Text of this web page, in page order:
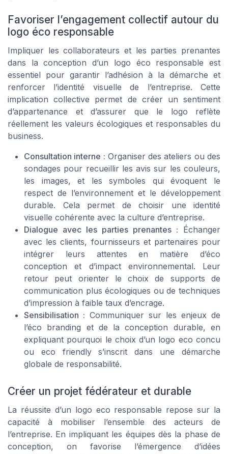
Favoriser l’engagement collectif autour du
logo éco responsable
Impliquer les collaborateurs et les parties prenantes
dans la conception d’un logo éco responsable est
essentiel pour garantir l’adhésion à la démarche et
renforcer l’identité visuelle de l’entreprise. Cette
implication collective permet de créer un sentiment
d’appartenance et d’assurer que le logo reflète
réellement les valeurs écologiques et responsables du
business.
Consultation interne : Organiser des ateliers ou des
sondages pour recueillir les avis sur les couleurs,
les images, et les symboles qui évoquent le
respect de l’environnement et le développement
durable. Cela permet de choisir une identité
visuelle cohérente avec la culture d’entreprise.
Dialogue avec les parties prenantes : Échanger
avec les clients, fournisseurs et partenaires pour
intégrer leurs attentes en matière d’éco
conception et d’impact environnemental. Leur
retour peut orienter le choix de supports de
communication plus écologiques ou de techniques
d’impression à faible taux d’encrage.
Sensibilisation : Communiquer sur les enjeux de
l’éco branding et de la conception durable, en
expliquant pourquoi le choix d’un logo eco concu
ou eco friendly s’inscrit dans une démarche
globale de responsabilité.
Créer un projet fédérateur et durable
La réussite d’un logo eco responsable repose sur la
capacité à mobiliser l’ensemble des acteurs de
l’entreprise. En impliquant les équipes dès la phase de
conception, on favorise l’émergence d’idées